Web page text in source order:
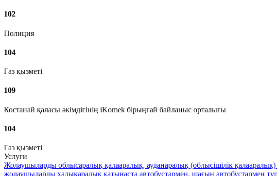
102
Полиция
104
Газ қызметі
109
Костанай қаласы әкімдігінің iKomek бірыңғай байланыс орталығы
104
Газ қызметі
Услуги
Жолаушыларды облысаралық қалааралық, ауданаралық (облысішілік
жолаушыларды халықаралық қатынаста автобустармен, шағын автобустармен